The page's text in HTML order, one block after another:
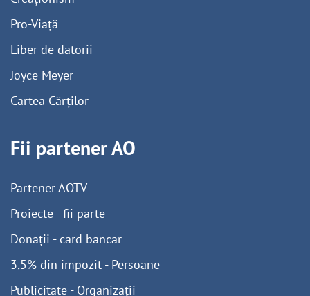
Pro-Viață
Liber de datorii
Joyce Meyer
Cartea Cărților
Fii partener AO
Partener AOTV
Proiecte - fii parte
Donații - card bancar
3,5% din impozit - Persoane
Publicitate - Organizații